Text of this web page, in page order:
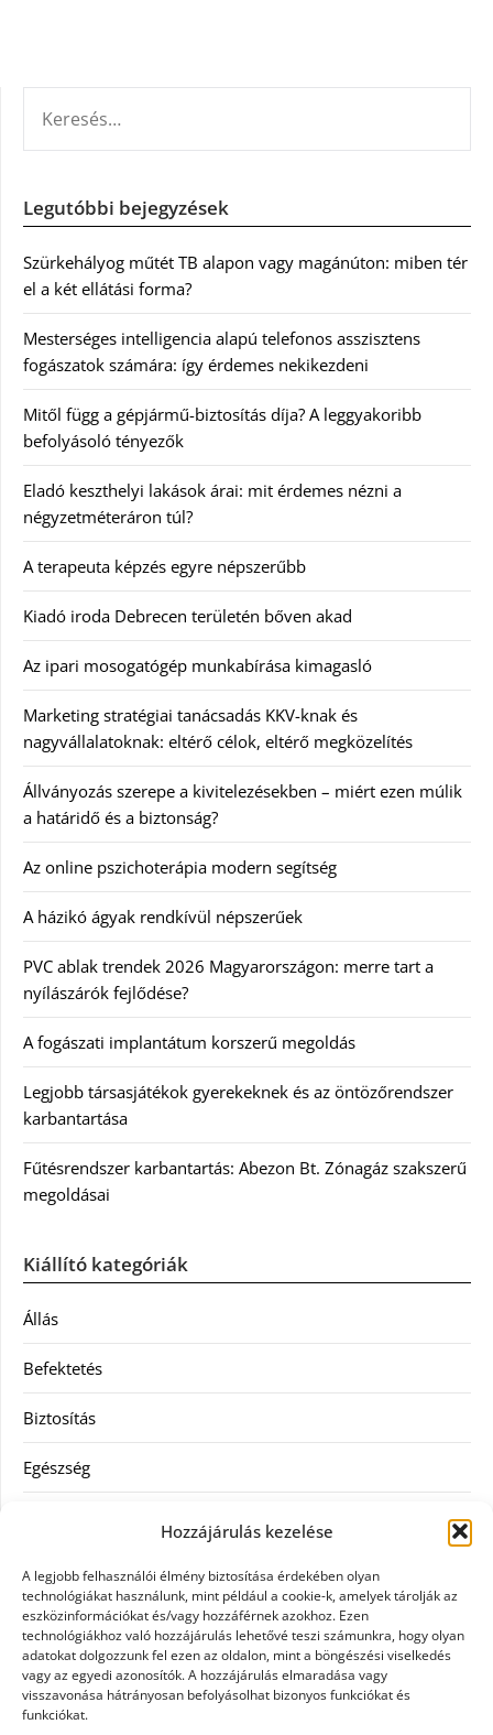
Hozzájárulás kezelése
A legjobb felhasználói élmény biztosítása érdekében olyan
technológiákat használunk, mint például a cookie-k, amelyek tárolják az
eszközinformációkat és/vagy hozzáférnek azokhoz. Ezen
technológiákhoz való hozzájárulás lehetővé teszi számunkra, hogy olyan
adatokat dolgozzunk fel ezen az oldalon, mint a böngészési viselkedés
vagy az egyedi azonosítók. A hozzájárulás elmaradása vagy
visszavonása hátrányosan befolyásolhat bizonyos funkciókat és
funkciókat.
Legutóbbi bejegyzések
Szürkehályog műtét TB alapon vagy magánúton: miben tér
el a két ellátási forma?
Mesterséges intelligencia alapú telefonos asszisztens
fogászatok számára: így érdemes nekikezdeni
Mitől függ a gépjármű-biztosítás díja? A leggyakoribb
befolyásoló tényezők
Eladó keszthelyi lakások árai: mit érdemes nézni a
négyzetméteráron túl?
A terapeuta képzés egyre népszerűbb
Kiadó iroda Debrecen területén bőven akad
Az ipari mosogatógép munkabírása kimagasló
Marketing stratégiai tanácsadás KKV-knak és
nagyvállalatoknak: eltérő célok, eltérő megközelítés
Állványozás szerepe a kivitelezésekben – miért ezen múlik
a határidő és a biztonság?
Az online pszichoterápia modern segítség
A házikó ágyak rendkívül népszerűek
PVC ablak trendek 2026 Magyarországon: merre tart a
nyílászárók fejlődése?
A fogászati implantátum korszerű megoldás
Legjobb társasjátékok gyerekeknek és az öntözőrendszer
karbantartása
Fűtésrendszer karbantartás: Abezon Bt. Zónagáz szakszerű
megoldásai
Kiállító kategóriák
Állás
Befektetés
Biztosítás
Egészség
Ingatlan
Művészetek és szórakozás
Múzeumok
Szolgáltatás